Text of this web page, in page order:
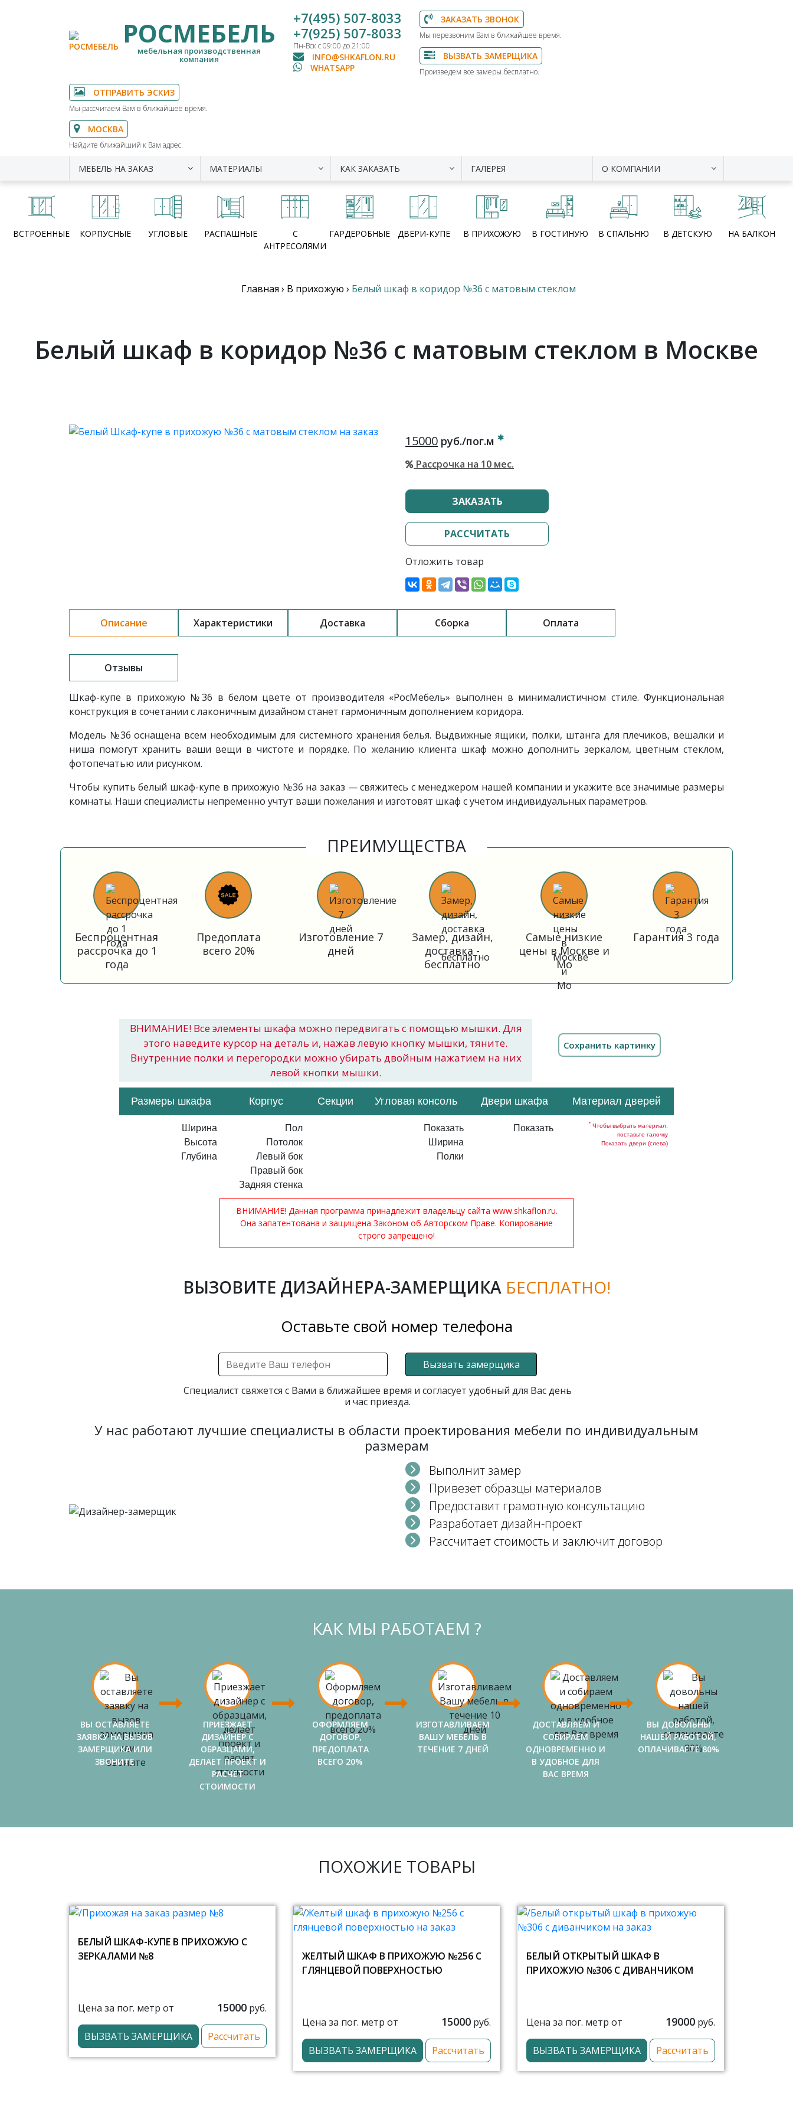
РОСМЕБЕЛЬ
мебельная производственная
компания
+7(495) 507-8033
+7(925) 507-8033
Пн-Вск с 09:00 до 21:00
INFO@SHKAFLON.RU
WHATSAPP
ЗАКАЗАТЬ ЗВОНОК
Мы перезвоним Вам в ближайшее время.
ВЫЗВАТЬ ЗАМЕРЩИКА
Произведем все замеры бесплатно.
ОТПРАВИТЬ ЭСКИЗ
Мы рассчитаем Вам в ближайшее время.
МОСКВА
Найдите ближайший к Вам адрес.
МЕБЕЛЬ НА ЗАКАЗ МАТЕРИАЛЫ КАК ЗАКАЗАТЬ ГАЛЕРЕЯ О КОМПАНИИ
ВСТРОЕННЫЕ КОРПУСНЫЕ УГЛОВЫЕ РАСПАШНЫЕ
С
АНТРЕСОЛЯМИ
ГАРДЕРОБНЫЕ ДВЕРИ-КУПЕ В ПРИХОЖУЮ В ГОСТИНУЮ В СПАЛЬНЮ В ДЕТСКУЮ НА БАЛКОН
Главная › В прихожую › Белый шкаф в коридор №36 с матовым стеклом
Белый шкаф в коридор №36 с матовым стеклом в Москве
15000 руб./пог.м
Рассрочка на 10 мес.
ЗАКАЗАТЬ
РАССЧИТАТЬ
Отложить товар
Описание Характеристики Доставка Сборка Оплата
Отзывы
Шкаф-купе в прихожую №36 в белом цвете от производителя «РосМебель» выполнен в минималистичном стиле. Функциональная
конструкция в сочетании с лаконичным дизайном станет гармоничным дополнением коридора.
Модель №36 оснащена всем необходимым для системного хранения белья. Выдвижные ящики, полки, штанга для плечиков, вешалки и
ниша помогут хранить ваши вещи в чистоте и порядке. По желанию клиента шкаф можно дополнить зеркалом, цветным стеклом,
фотопечатью или рисунком.
Чтобы купить белый шкаф-купе в прихожую №36 на заказ — свяжитесь с менеджером нашей компании и укажите все значимые размеры
комнаты. Наши специалисты непременно учтут ваши пожелания и изготовят шкаф с учетом индивидуальных параметров.
ПРЕИМУЩЕСТВА
Беспроцентная
рассрочка до 1
года
Предоплата
всего 20%
Изготовление 7
дней
Замер, дизайн,
доставка -
бесплатно
Самые низкие
цены в Москве и
Мо
Гарантия 3 года
ВНИМАНИЕ! Все элементы шкафа можно передвигать с помощью мышки. Для
этого наведите курсор на деталь и, нажав левую кнопку мышки, тяните.
Внутренние полки и перегородки можно убирать двойным нажатием на них
левой кнопки мышки.
Размеры шкафа Корпус Секции Угловая консоль Двери шкафа Материал дверей
Ширина
Высота
Глубина
Пол
Потолок
Левый бок
Правый бок
Задняя стенка
Показать
Ширина
Полки
Показать * Чтобы выбрать материал,
поставьте галочку
Показать двери (слева)
ВНИМАНИЕ! Данная программа принадлежит владельцу сайта www.shkaflon.ru.
Она запатентована и защищена Законом об Авторском Праве. Копирование
строго запрещено!
ВЫЗОВИТЕ ДИЗАЙНЕРА-ЗАМЕРЩИКА БЕСПЛАТНО!
Оставьте свой номер телефона
Вызвать замерщика
Специалист свяжется с Вами в ближайшее время и согласует удобный для Вас день
и час приезда.
У нас работают лучшие специалисты в области проектирования мебели по индивидуальным
размерам
Выполнит замер
Привезет образцы материалов
Предоставит грамотную консультацию
Разработает дизайн-проект
Рассчитает стоимость и заключит договор
КАК МЫ РАБОТАЕМ ?
ВЫ ОСТАВЛЯЕТЕ
ЗАЯВКУ НА ВЫЗОВ
ЗАМЕРЩИКА ИЛИ
ЗВОНИТЕ
ПРИЕЗЖАЕТ
ДИЗАЙНЕР С
ОБРАЗЦАМИ,
ДЕЛАЕТ ПРОЕКТ И
РАСЧЕТ
СТОИМОСТИ
ОФОРМЛЯЕМ
ДОГОВОР,
ПРЕДОПЛАТА
ВСЕГО 20%
ИЗГОТАВЛИВАЕМ
ВАШУ МЕБЕЛЬ В
ТЕЧЕНИЕ 7 ДНЕЙ
ДОСТАВЛЯЕМ И
СОБИРАЕМ
ОДНОВРЕМЕННО И
В УДОБНОЕ ДЛЯ
ВАС ВРЕМЯ
ВЫ ДОВОЛЬНЫ
НАШЕЙ РАБОТОЙ,
ОПЛАЧИВАЕТЕ 80%
ПОХОЖИЕ ТОВАРЫ
БЕЛЫЙ ШКАФ-КУПЕ В ПРИХОЖУЮ С
ЗЕРКАЛАМИ №8
Цена за пог. метр от 15000 руб.
ВЫЗВАТЬ ЗАМЕРЩИКА Рассчитать
ЖЕЛТЫЙ ШКАФ В ПРИХОЖУЮ №256 С
ГЛЯНЦЕВОЙ ПОВЕРХНОСТЬЮ
Цена за пог. метр от 15000 руб.
ВЫЗВАТЬ ЗАМЕРЩИКА Рассчитать
БЕЛЫЙ ОТКРЫТЫЙ ШКАФ В
ПРИХОЖУЮ №306 С ДИВАНЧИКОМ
Цена за пог. метр от 19000 руб.
ВЫЗВАТЬ ЗАМЕРЩИКА Рассчитать